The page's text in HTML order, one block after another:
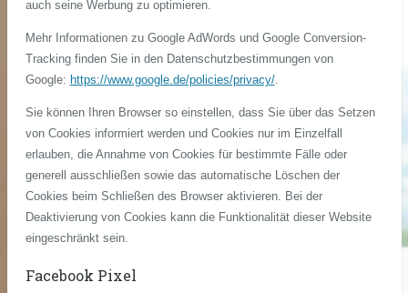
auch seine Werbung zu optimieren.
Mehr Informationen zu Google AdWords und Google Conversion-
Tracking finden Sie in den Datenschutzbestimmungen von
Google: https://www.google.de/policies/privacy/.
Sie können Ihren Browser so einstellen, dass Sie über das Setzen
von Cookies informiert werden und Cookies nur im Einzelfall
erlauben, die Annahme von Cookies für bestimmte Fälle oder
generell ausschließen sowie das automatische Löschen der
Cookies beim Schließen des Browser aktivieren. Bei der
Deaktivierung von Cookies kann die Funktionalität dieser Website
eingeschränkt sein.
Facebook Pixel